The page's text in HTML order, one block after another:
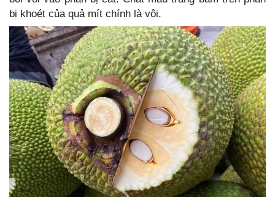
bị khoét của quả mít chính là vôi.